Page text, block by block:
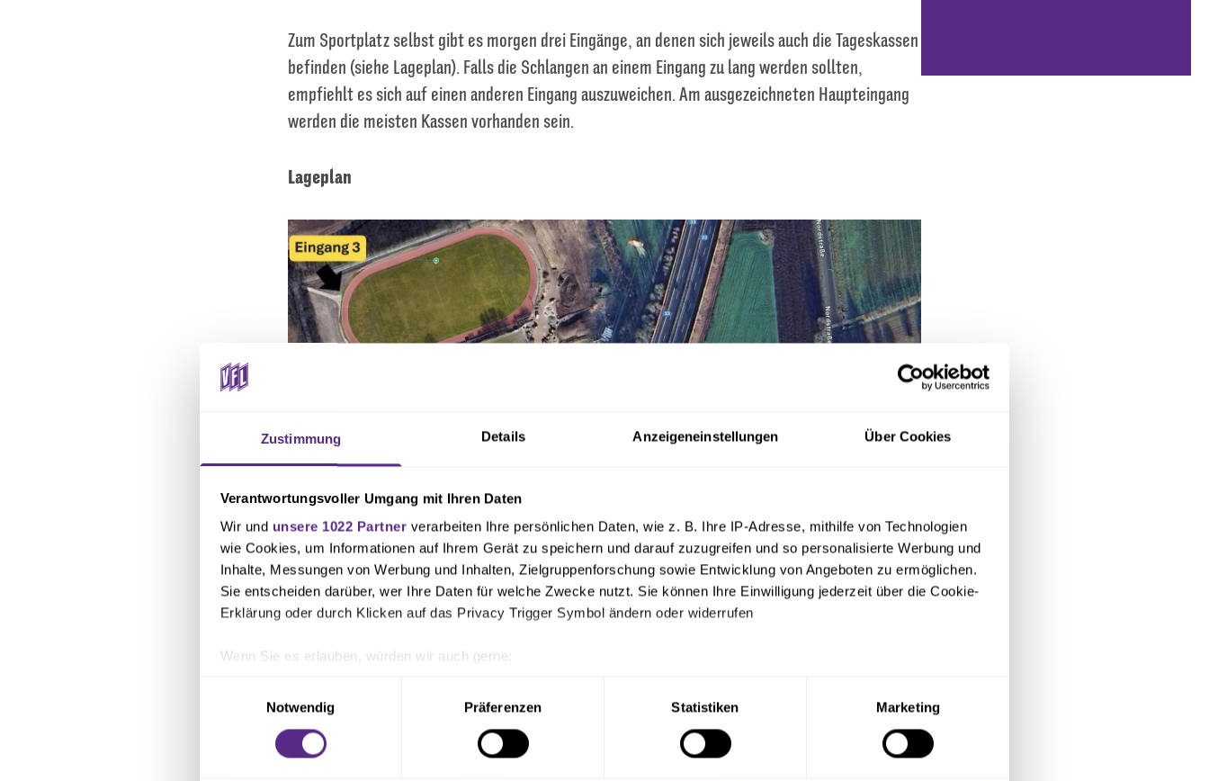
Zustimmung Details Anzeigeneinstellungen Über Cookies
Verantwortungsvoller Umgang mit Ihren Daten
Wir und unsere 1022 Partner verarbeiten Ihre persönlichen Daten, wie z. B. Ihre IP-Adresse, mithilfe von Technologien
wie Cookies, um Informationen auf Ihrem Gerät zu speichern und darauf zuzugreifen und so personalisierte Werbung und
Inhalte, Messungen von Werbung und Inhalten, Zielgruppenforschung sowie Entwicklung von Angeboten zu ermöglichen.
Sie entscheiden darüber, wer Ihre Daten für welche Zwecke nutzt. Sie können Ihre Einwilligung jederzeit über die Cookie-
Erklärung oder durch Klicken auf das Privacy Trigger Symbol ändern oder widerrufen
Wenn Sie es erlauben, würden wir auch gerne:
Ihr Gerät durch aktives Scannen nach bestimmten Merkmalen (Fingerprinting) identifizieren
Erfahren Sie mehr darüber, wie Ihre persönlichen Daten verarbeitet werden, und legen Sie Ihre Präferenzen imAbschnitt
Einzelheitenfest.
Notwendig
Präferenzen Statistiken Marketing
Zum Sportplatz selbst gibt es morgen drei Eingänge, an denen sich jeweils auch die Tageskassen
befinden (siehe Lageplan). Falls die Schlangen an einem Eingang zu lang werden sollten,
empfiehlt es sich auf einen anderen Eingang auszuweichen. Am ausgezeichneten Haupteingang
werden die meisten Kassen vorhanden sein.
Lageplan
Verkehr & Parken
Das Parken ist auf der gekennzeichneten Wiese möglich. Dabei erfolgt die Zufahrt über den
oder dem Fahrrad, da die Parkmöglichkeiten vor Ort begrenzt sind. In unmittelbarer Nähe des
M3 (Richtung Schinkel Ost über Bornheide) alle 20 Minuten angefahren wird.